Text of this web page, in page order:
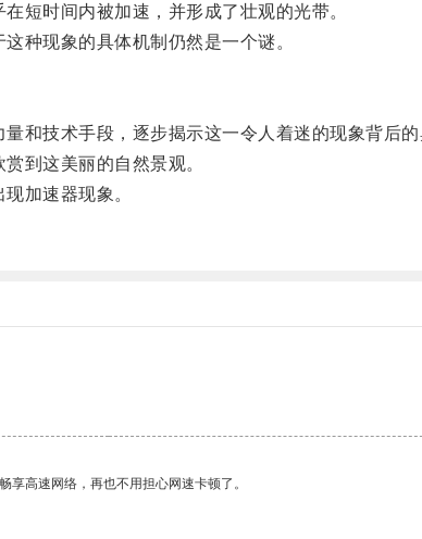
时间内被加速，并形成了壮观的光带。
种现象的具体机制仍然是一个谜。
技术手段，逐步揭示这一令人着迷的现象背后
到这美丽的自然景观。
加速器现象。
高速网络，再也不用担心网速卡顿了。